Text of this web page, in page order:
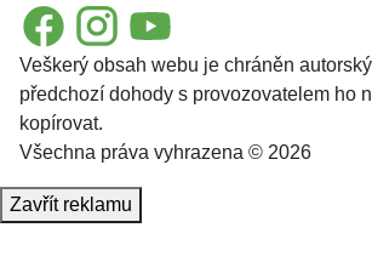
FacebookInstagramYouTube
Veškerý obsah webu je chráněn
předchozí dohody s provozovatelem ho
kopírovat.
Všechna práva vyhrazena © 2026
Zavřít reklamu